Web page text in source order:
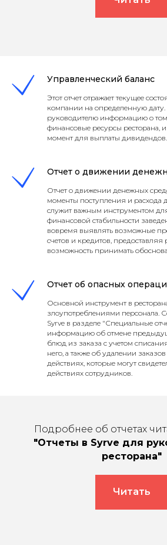
Управленческий баланс
Этот отчет отражает текущее
компании на определенную
руководителю информацию о
финансовые ресурсы ресторана,
момент для выплаты дивидендов.
Отчет о движении
Отчет о движении денежных
моменты поступления и расхода
служит важным инструментом
финансовой стабильности
вовремя выявлять возможные
счетов и кредитов, предоставляя
возможность принимать
Отчет об опасных
Основной инструмент в
злоупотреблениями персонала.
Syrve в разделе "Специальные
информацию об отмене
блюд из заказа с учетом
него, а также об удалении
действиях, которые могут
действиях сотрудников.
Подробнее об отчетах
"Отчеты в Syrve для
ресторана"
Читать